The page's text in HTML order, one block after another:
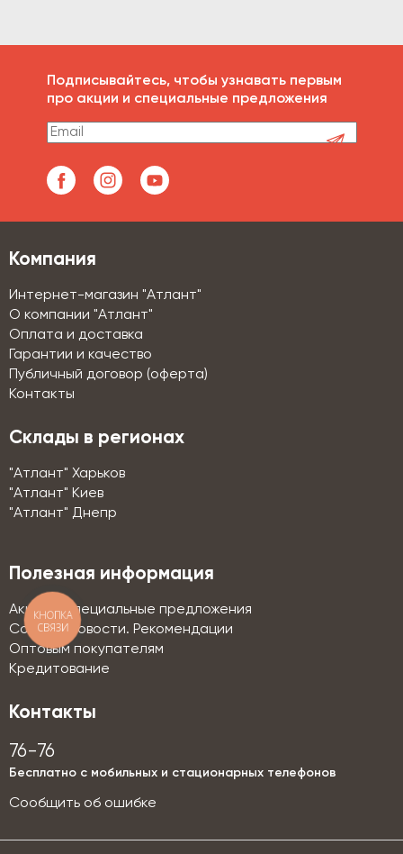
Подписывайтесь, чтобы узнавать первым
про акции и специальные предложения
Компания
Интернет-магазин "Атлант"
О компании "Атлант"
Оплата и доставка
Гарантии и качество
Публичный договор (оферта)
Контакты
Склады в регионах
"Атлант" Харьков
"Атлант" Киев
"Атлант" Днепр
Полезная информация
Акции и специальные предложения
Советы. Новости. Рекомендации
Оптовым покупателям
Кредитование
Контакты
76-76
Бесплатно с мобильных и стационарных телефонов
Сообщить об ошибке
КНОПКА
СВЯЗИ